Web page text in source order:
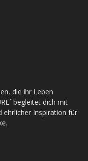
die ihr Leben
begleitet dich mit
ehrlicher Inspiration für